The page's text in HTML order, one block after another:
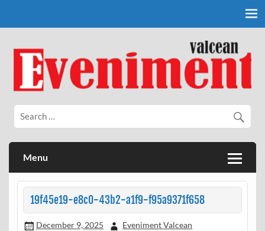
Eveniment Valcean
Menu
19f45e19-e8c0-43b2-a1f9-f95a9371f658
December 9, 2025 Eveniment Valcean